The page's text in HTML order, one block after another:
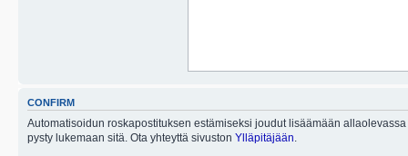
CONFIRM
Automatisoidun roskapostituksen estämiseksi joudut lisäämään
pysty lukemaan sitä. Ota yhteyttä sivuston Ylläpitäjään